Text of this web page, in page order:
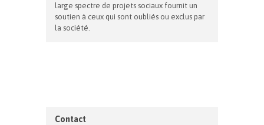
large spectre de projets sociaux fournit un
soutien à ceux qui sont oubliés ou exclus par
la société.
Contact